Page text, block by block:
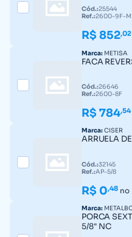
Cód.:25544
Ref.:2600-9F-M
R$ 852,02
Marca: METISA
FACA
Cód.:26646
Ref.:2600-8F
R$ 784,54
Marca:CISER
ARRUELA
Cód.:32145
Ref.:AP-5/8
R$ 0,48 no
Marca:
PORCA
5/8" NC